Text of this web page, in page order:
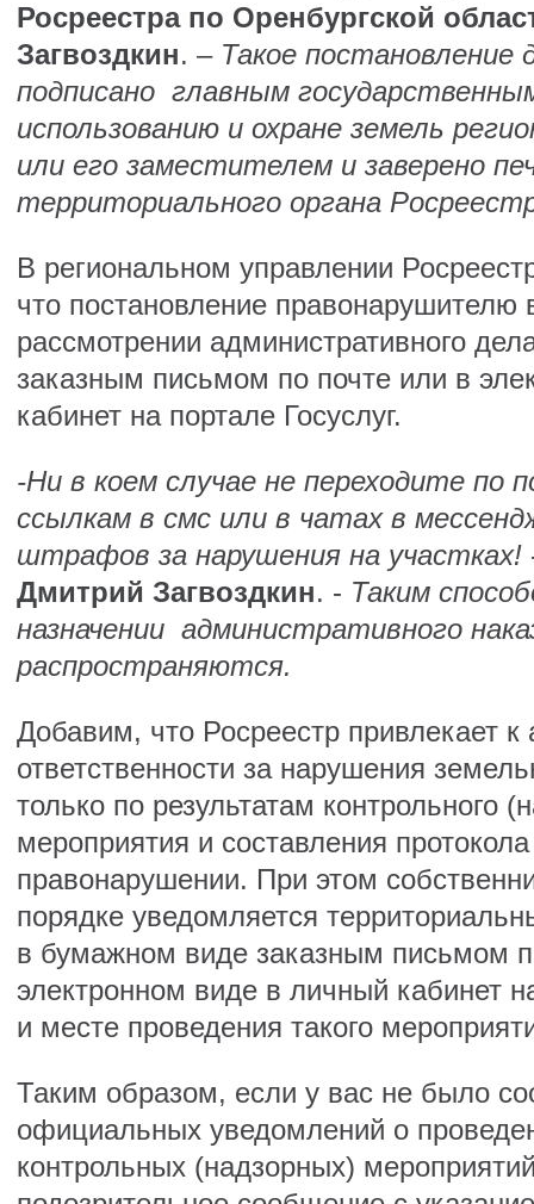
Росреестра по Оренбургской
Загвоздкин. – Такое
подписано главным
использованию и охране земель
или его заместителем и заверено
территориального органа
В региональном управлении
что постановление правонарушителю
рассмотрении административного
заказным письмом по почте или в
кабинет на портале Госуслуг.
-Ни в коем случае не переходите по
ссылкам в смс или в чатах в
штрафов за нарушения на участках!
Дмитрий Загвоздкин. - Таким
назначении административного
распространяются.
Добавим, что Росреестр привлекает к
ответственности за нарушения
только по результатам контрольного
мероприятия и составления
правонарушении. При этом
порядке уведомляется
в бумажном виде заказным письмом
электронном виде в личный кабинет
и месте проведения такого
Таким образом, если у вас не было
официальных уведомлений о
контрольных (надзорных)